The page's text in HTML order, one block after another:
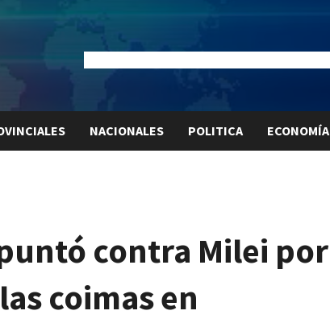
NACIONALES POLITICA ECONOMÍA
contra Milei por
coimas en